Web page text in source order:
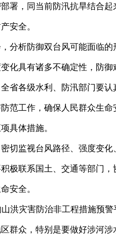
署，同当前防汛抗旱结合
安全。
析防御双台风可能面临的
化具有诸多不确定性，防
省各级水利、防汛部门要
范工作，确保人民群众生
具体措施。
监视台风路径、强度变化
极联系国土、交通等部门
安全。
灾害防治非工程措施预警
群众，特别是要做好涉河